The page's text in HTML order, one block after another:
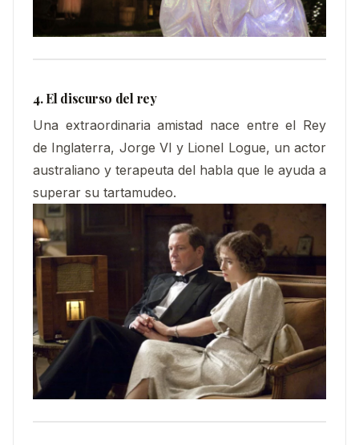
4. El discurso del rey
Una extraordinaria amistad nace entre el Rey
de Inglaterra, Jorge VI y Lionel Logue, un actor
australiano y terapeuta del habla que le ayuda a
superar su tartamudeo.